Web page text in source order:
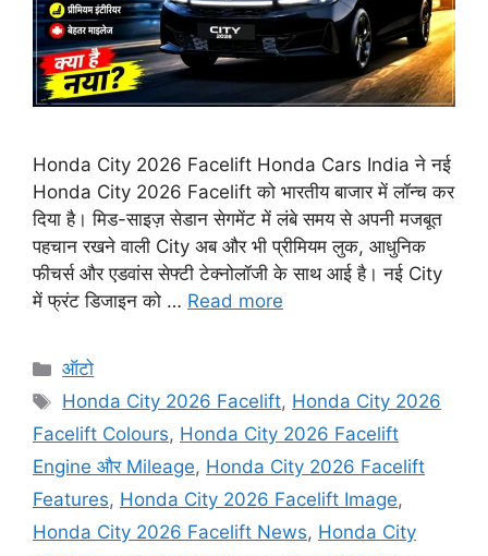
Honda City 2026 Facelift Honda Cars India ने नई
Honda City 2026 Facelift को भारतीय बाजार में लॉन्च कर
दिया है। मिड-साइज़ सेडान सेगमेंट में लंबे समय से अपनी मजबूत
पहचान रखने वाली City अब और भी प्रीमियम लुक, आधुनिक
फीचर्स और एडवांस सेफ्टी टेक्नोलॉजी के साथ आई है। नई City
में फ्रंट डिजाइन को … Read more
Categories
ऑटो
Tags
Honda City 2026 Facelift, Honda City 2026
Facelift Colours, Honda City 2026 Facelift
Engine और Mileage, Honda City 2026 Facelift
Features, Honda City 2026 Facelift Image,
Honda City 2026 Facelift News, Honda City